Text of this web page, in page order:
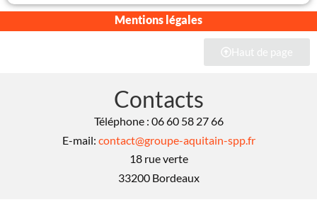
Mentions légales
Haut de page
Contacts
Téléphone : 06 60 58 27 66
E-mail: contact@groupe-aquitain-spp.fr
18 rue verte
33200 Bordeaux